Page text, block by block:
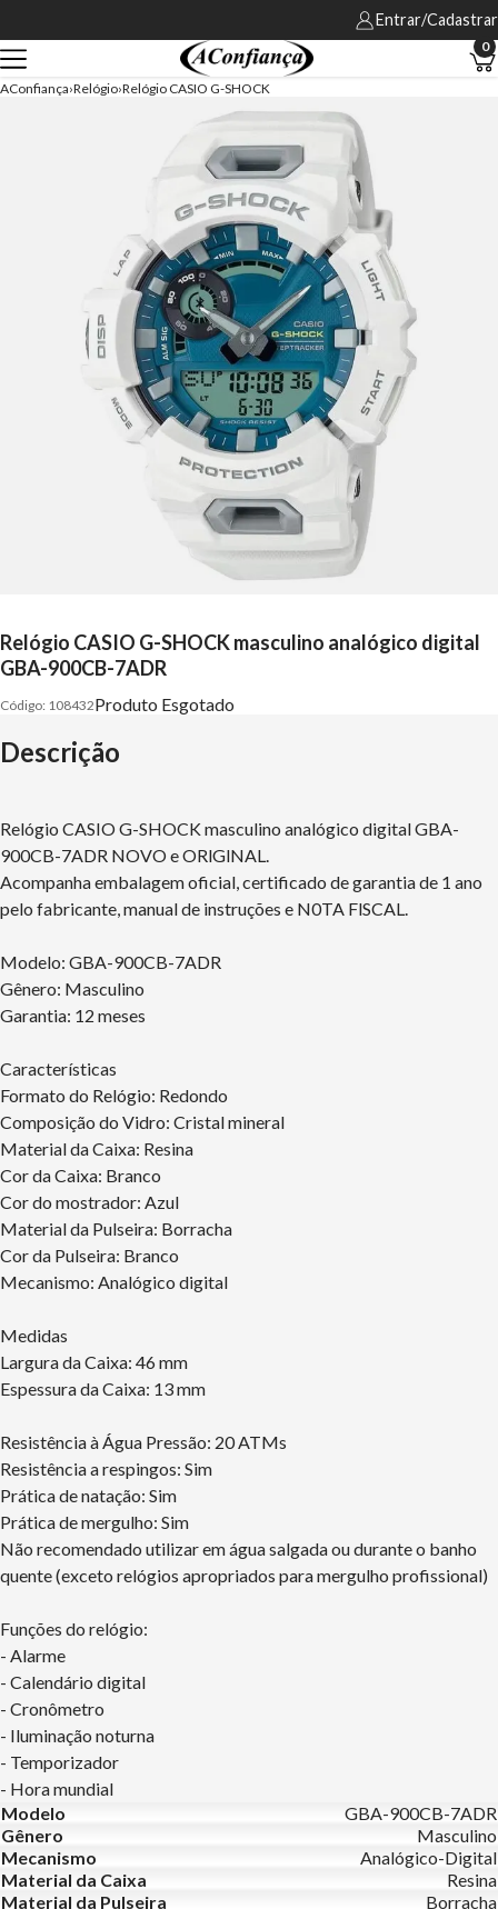
Entrar/Cadastrar
0
AConfiança Relógio Relógio CASIO G-SHOCK
Relógio CASIO G-SHOCK masculino analógico digital
GBA-900CB-7ADR
108432Produto Esgotado
Descrição
Relógio CASIO G-SHOCK masculino analógico digital GBA-
900CB-7ADR NOVO e ORlGlNAL.
Acompanha embalagem oficial, certificado de garantia de 1 ano
pelo fabricante, manual de instruções e N0TA FlSCAL.
Modelo: GBA-900CB-7ADR
Gênero: Masculino
Garantia: 12 meses
Características
Formato do Relógio: Redondo
Composição do Vidro: Cristal mineral
Material da Caixa: Resina
Cor da Caixa: Branco
Cor do mostrador: Azul
Material da Pulseira: Borracha
Cor da Pulseira: Branco
Mecanismo: Analógico digital
Medidas
Largura da Caixa: 46 mm
Espessura da Caixa: 13 mm
Resistência à Água Pressão: 20 ATMs
Resistência a respingos: Sim
Prática de natação: Sim
Prática de mergulho: Sim
Não recomendado utilizar em água salgada ou durante o banho
quente (exceto relógios apropriados para mergulho profissional)
Funções do relógio:
- Alarme
- Calendário digital
- Cronômetro
- Iluminação noturna
- Temporizador
- Hora mundial
Modelo
GBA-900CB-7ADR
Gênero
Masculino
Mecanismo
Analógico-Digital
Material da Caixa
Resina
Material da Pulseira
Borracha